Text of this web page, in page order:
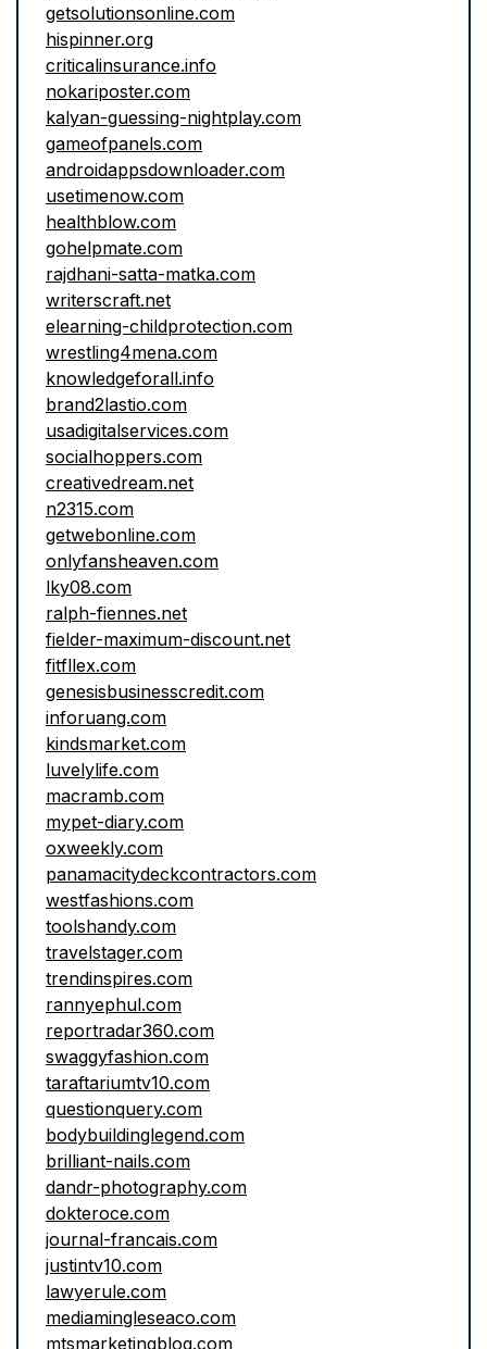
getsolutionsonline.com
hispinner.org
criticalinsurance.info
nokariposter.com
kalyan-guessing-nightplay.com
gameofpanels.com
androidappsdownloader.com
usetimenow.com
healthblow.com
gohelpmate.com
rajdhani-satta-matka.com
writerscraft.net
elearning-childprotection.com
wrestling4mena.com
knowledgeforall.info
brand2lastio.com
usadigitalservices.com
socialhoppers.com
creativedream.net
n2315.com
getwebonline.com
onlyfansheaven.com
lky08.com
ralph-fiennes.net
fielder-maximum-discount.net
fitfllex.com
genesisbusinesscredit.com
inforuang.com
kindsmarket.com
luvelylife.com
macramb.com
mypet-diary.com
oxweekly.com
panamacitydeckcontractors.com
westfashions.com
toolshandy.com
travelstager.com
trendinspires.com
rannyephul.com
reportradar360.com
swaggyfashion.com
taraftariumtv10.com
questionquery.com
bodybuildinglegend.com
brilliant-nails.com
dandr-photography.com
dokteroce.com
journal-francais.com
justintv10.com
lawyerule.com
mediamingleseaco.com
mtsmarketingblog.com